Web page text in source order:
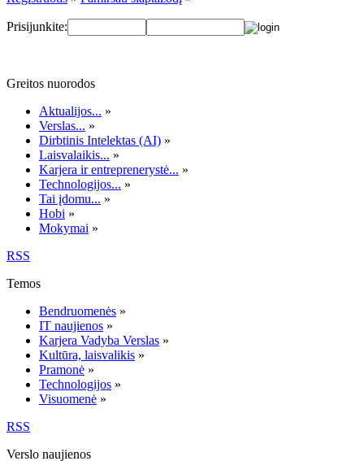
Prisijunkite:
Greitos nuorodos
Aktualijos... »
Verslas... »
Dirbtinis Intelektas (AI) »
Laisvalaikis... »
Karjera ir entreprenerystė... »
Technologijos... »
Tai įdomu... »
Hobi »
Mokymai »
RSS
Temos
Bendruomenės »
IT naujienos »
Karjera Vadyba Verslas »
Kultūra, laisvalikis »
Pramonė »
Technologijos »
Visuomenė »
RSS
Verslo naujienos